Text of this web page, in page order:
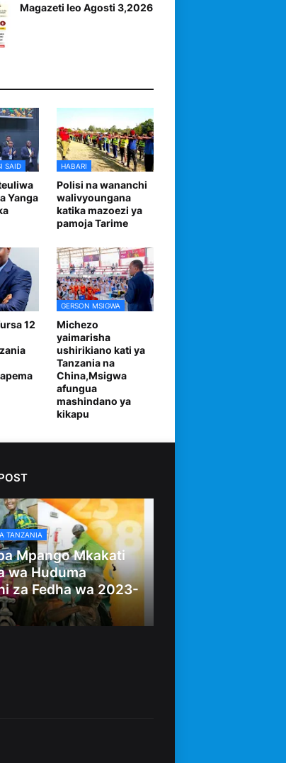
Magazeti leo Agosti 3,2026
SAID
Yanga
HABARI
Polisi na wananchi
walivyoungana
katika mazoezi ya
pamoja Tarime
12
GERSON MSIGWA
Michezo
yaimarisha
ushirikiano kati ya
Tanzania na
China,Msigwa
afungua
mashindano ya
kikapu
TANZANIA
Mpango Mkakati
wa Huduma
za Fedha wa 2023-